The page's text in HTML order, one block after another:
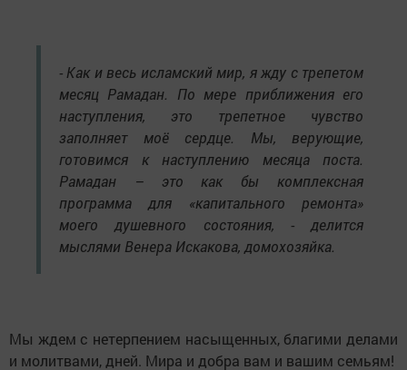
- Как и весь исламский мир, я жду с трепетом
месяц Рамадан. По мере приближения его
наступления, это трепетное чувство
заполняет моё сердце. Мы, верующие,
готовимся к наступлению месяца поста.
Рамадан – это как бы комплексная
программа для «капитального ремонта»
моего душевного состояния, - делится
мыслями Венера Искакова, домохозяйка.
Мы ждем с нетерпением насыщенных, благими делами
и молитвами, дней. Мира и добра вам и вашим семьям!